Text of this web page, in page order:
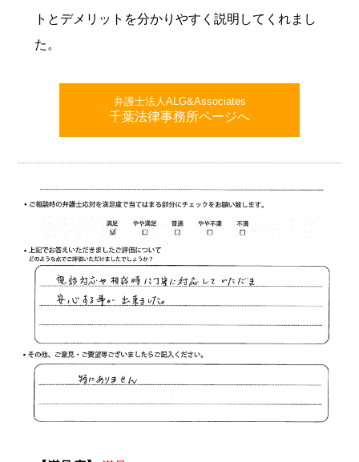
トとデメリットを分かりやすく説明してくれまし
た。
弁護士法人ALG&Associates
千葉法律事務所ページへ